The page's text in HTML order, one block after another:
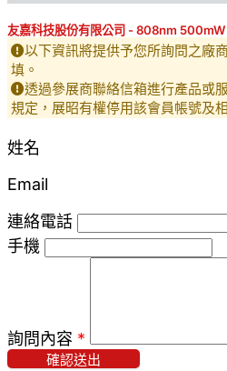
友嘉科技股份有限公司 - 808nm
以下資訊將提供予您所詢問之廠
填。
透過參展商聯絡信箱進行產品或
規定，展昭有權停用該會員帳號及
姓名
Email
連絡電話
手機
詢問內容 *
確認送出